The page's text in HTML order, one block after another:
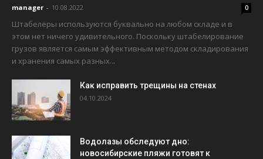
manager - 10.08.2022 0
Штабелёры используются буквально на любом складе и в
этом нет ничего удивительного. Поскольку штабелирование
грузов является самым эффективным методом складирования
и хранения самых разных...
Как исправить трещины на стенах
04.10.2024
Водолазы обследуют дно:
новосибирские пляжи готовят к